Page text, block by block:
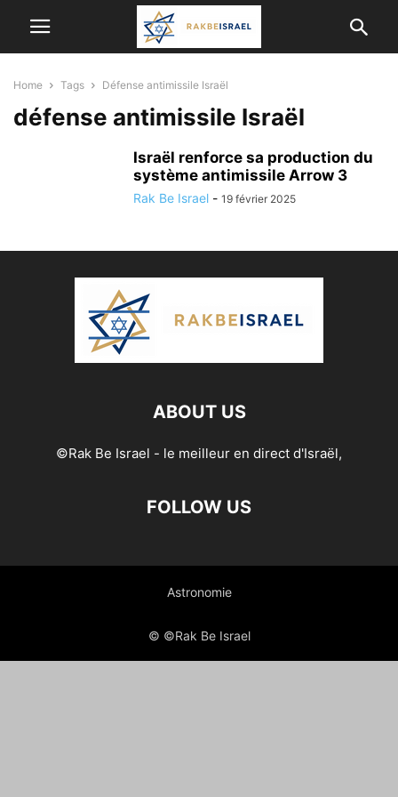
Home Tags Défense antimissile Israël
défense antimissile Israël
Israël renforce sa production du
système antimissile Arrow 3
Rak Be Israel - 19 février 2025
ABOUT US
©Rak Be Israel - le meilleur en direct d'Israël,
FOLLOW US
Astronomie
© ©Rak Be Israel